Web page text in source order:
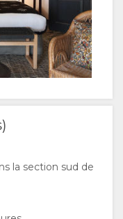
la section sud de